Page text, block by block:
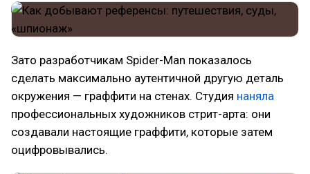
Зато разработчикам Spider-Man показалось
сделать максимально аутентичной другую деталь
окружения — граффити на стенах. Студия наняла
профессиональных художников стрит-арта: они
создавали настоящие граффити, которые затем
оцифровывались.